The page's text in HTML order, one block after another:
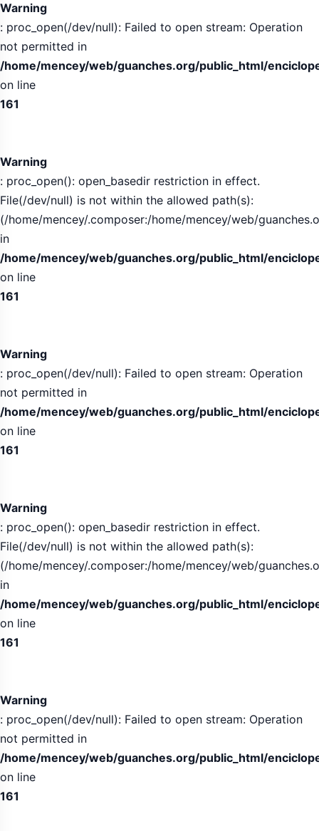
Warning
: proc_open(/dev/null): Failed to open stream: Operation
not permitted in
/home/mencey/web/guanches.org/public_html/
on line
161
Warning
: proc_open(): open_basedir restriction in effect.
File(/dev/null) is not within the allowed path(s):
(/home/mencey/.composer:/home/mencey/web/
in
/home/mencey/web/guanches.org/public_html/
on line
161
Warning
: proc_open(/dev/null): Failed to open stream: Operation
not permitted in
/home/mencey/web/guanches.org/public_html/
on line
161
Warning
: proc_open(): open_basedir restriction in effect.
File(/dev/null) is not within the allowed path(s):
(/home/mencey/.composer:/home/mencey/web/
in
/home/mencey/web/guanches.org/public_html/
on line
161
Warning
: proc_open(/dev/null): Failed to open stream: Operation
not permitted in
/home/mencey/web/guanches.org/public_html/
on line
161